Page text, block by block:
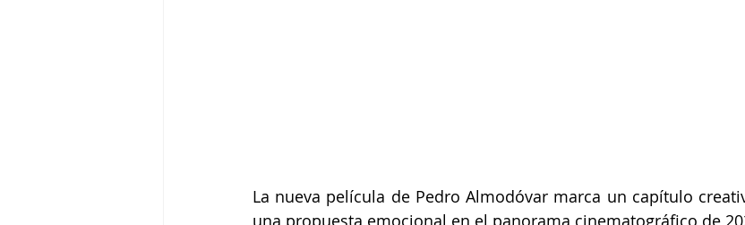
La nueva película de Pedro Almodóvar marca un capítulo
una propuesta emocional en el panorama cinematográfico de